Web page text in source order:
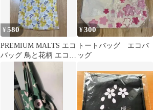
¥580
PREMIUM MALTS エコ
バッグ 鳥と花柄 エコバ
ッグ 中古美品送料込
¥300
トートバッグ エコバ
ッグ